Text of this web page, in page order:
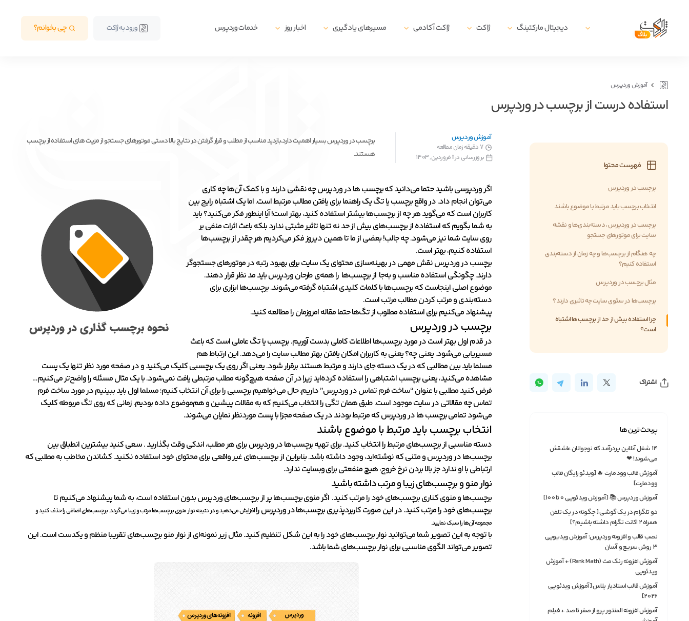
دیجیتال مارکتینگ ژاکت ژاکت آکادمی مسیرهای یادگیری اخبار روز خدمات وردپرس ورود به ژاکت چی بخوانم؟
آموزش وردپرس
استفاده درست از برچسب در وردپرس
فهرست محتوا
برچسب در وردپرس
انتخاب برچسب باید مرتبط با موضوع باشند
برچسب در وردپرس ، دسته‌بندی‌ها و نقشه
سایت برای موتورهای جستجو
چه هنگام از برچسب‌ها و چه زمان از دسته‌بندی
استفاده کنیم؟
مثال برچسب در وردپرس
برچسب‌ها در سئوی سایت چه تاثیری دارند؟
چرا استفاده بیش از حد از برچسب‌ها اشتباه
است؟
اشتراک
پربحث ترین ها
۱۴ شغل آنلاین پردرآمد که نوجوانان عاشقش
می‌شوند! ❤
آموزش قالب وودمارت 🔥 [ویدئو رایگان قالب
وودمارت]
آموزش وردپرس 📚 [آموزش ویدئویی 0 تا 100]
دو تلگرام در یک گوشی [ چگونه در یک تلفن
همراه ۲ اکانت تگرام داشته باشیم؟]
نصب قالب و افزونه وردپرس؛ آموزش ویدیویی
3 روش سریع و آسان
آموزش افزونه رنک مث (Rank Math) + آموزش
ویدئویی
آموزش قالب استادیار پلاس [آموزش ویدئویی
2026]
آموزش افزونه المنتور پرو از صفر تا صد + فیلم
آموزش وردپرس
7 دقیقه زمان مطالعه
بروزرسانی در11 فروردین, 1403
برچسب در وردپرس بسیار اهمیت دارد.بازدید مناسب از مطلب و قرار گرفتن در نتایج بالا دستی موتور‌های جستجو از مزیت های استفاده از برچسب
هستند.
اگر وردپرسی باشید حتما می‌دانید که برچسب‌ ها در وردپرس چه نقشی دارند و با کمک آن‌ها چه کاری
می‌توان انجام داد. در واقع برچسب یا تگ یک راهنما برای یافتن مطالب مرتبط است. اما یک اشتباه رایج بین
کاربران است که می‌گوید هر چه از برچسب‌ها بیشتر استفاده کنید، بهتر است! آیا اینطور فکر می‌کنید؟ باید
به شما بگویم که استفاده از برچسب‌های بیش از حد نه تنها تاثیر مثبتی ندارد بلکه باعث اثرات منفی بر
روی سایت شما نیز می‌شود. چه جالب! بعضی از ما تا همین دیروز فکر می‌کردیم هر چقدر از برچسب‌ها
استفاده کنیم، بهتر است.
برچسب در وردپرس نقش مهمی در بهینه‌سازی محتوای یک سایت برای بهبود رتبه در موتورهای جستجوگر
دارند. چگونگی استفاده مناسب و به‌جا از برچسب‌ها را همه‌ی طرحان وردپرس باید مد نظر قرار دهند.
موضوع اصلی اینجاست که برچسب‌ها با کلمات کلیدی اشتباه گرفته می‌شوند. برچسب‌ها ابزاری برای
دسته‌بندی و مرتب کردن مطالب مرتب است.
پیشنهاد می‌کنیم برای استفاده مطلوب از تگ‌ها حتما مقاله امروزمان را مطالعه کنید.
برچسب در وردپرس
در قدم اول بهتر است در مورد برچسب‌ها اطلاعات کاملی بدست آوریم. برچسب یا تگ عاملی است که باعث
مسیریابی می‌شود. یعنی چه؟ یعنی به کاربران امکان یافتن بهتر مطالب سایت را می‌دهد. این ارتباط هم
مسلما باید بین مطالبی که در یک دسته جای دارند و مرتبط هستند برقرار شود. یعنی اگر روی یک برچسبی کلیک می‌کنید و در صفحه مورد نظر تنها یک پست
مشاهده می‌کنید، یعنی برچسب اشتباهی را استفاده کرده‌اید زیرا در آن صفحه هیچ‌گونه مطلب مرتبطی یافت نمی‌شود. با یک مثال مسئله را واضح‌تر می‌کنیم…
فرض کنید مطلبی با عنوان “ساخت فرم تماس در وردپرس” داریم. حال می‌خواهیم برچسبی را برای آن انتخاب کنیم؛ مسلما اول باید ببینیم در مورد ساخت فرم
تماس چه مقالاتی در سایت موجود است. طبق همان تگی را انتخاب می‌کنیم که به مقالات پیشین و هم‌موضوع داده بودیم. زمانی که روی تگ مربوطه کلیک
می‌شود تمامی برچسب‌ ها در وردپرس که مرتبط بودند در یک صفحه مجزا با پست موردنظر نمایان می‌شوند.
انتخاب برچسب باید مرتبط با موضوع باشند
دسته مناسبی از برچسب‌های مرتبط را انتخاب کنید. برای تهیه برچسب‌ها در وردپرس برای هر مطلب، اندکی وقت بگذارید . سعی کنید بیشترین انطباق بین
برچسب‌ها در وردپرس و متنی که نوشته‌اید، وجود داشته باشد. بنابراین از برچسب‌های غیر واقعی برای محتوای خود استفاده نکنید. کشاندن مخاطب به مطلبی که
ارتباطی با او ندارد جز بالا بردن نرخ خروج، هیچ منفعتی برای وبسایت ندارد.
نوار منو و برچسب‌های زیبا و مرتب داشته باشید
برچسب‌ها و منوی کناری برچسب‌های خود را مرتب کنید. اگر منوی برچسب‌ها پر از برچسب‌های وردپرس بدون استفاده است، به شما پیشنهاد می‌کنیم تا
برچسب‌های خود را مرتب کنید. در این صورت کاربردپذیری برچسب‌ها در وردپرس راافزایش می‌دهید و در نتیجه نوار منوی برچسب‌ها مرتب و زیبا می‌گردد. برچسب‌های اضافی را حذف کنید و
مجموعه آن‌ها را سبک نمایید.
با توجه به این تصویر شما می‌توانید نوار برچسب‌های خود را به این شکل تنظیم کنید. مثال زیر نمونه‌ای از نوار منو برچسب‌های تقریبا منظم و یکدست است. این
تصویر می‌تواند الگوی مناسبی برای نوار برچسب‌های شما باشد.